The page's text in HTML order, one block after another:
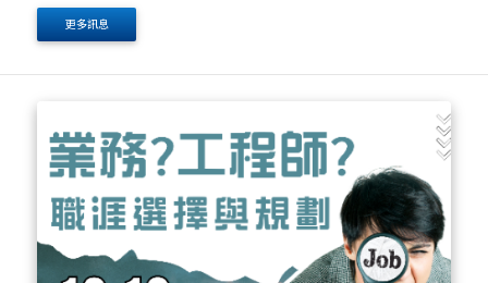
入。我們的研究領域涵蓋材料物理、奈米科技、光電量
測、理論與計算物理等多元方向，提供完善的實驗設備....
更多訊息